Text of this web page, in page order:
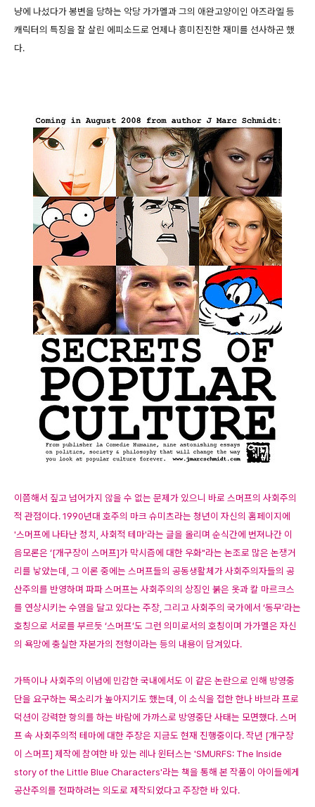
냥에 나섰다가 봉변을 당하는 악당 가가멜과 그의 애완고양이인 아즈라엘 등
캐릭터의 특징을 잘 살린 에피소드로 언제나 흥미진진한 재미를 선사하곤 했
다.
이쯤해서 짚고 넘어가지 않을 수 없는 문제가 있으니 바로 스머프의 사회주의
적 관점이다. 1990년대 호주의 마크 슈미츠라는 청년이 자신의 홈페이지에
'스머프에 나타난 정치, 사회적 테마'라는 글을 올리며 순식간에 번져나간 이
음모론은 ‘[개구장이 스머프]가 막시즘에 대한 우화"라는 논조로 많은 논쟁거
리를 낳았는데, 그 이론 중에는 스머프들의 공동생활체가 사회주의자들의 공
산주의를 반영하며 파파 스머프는 사회주의의 상징인 붉은 옷과 칼 마르크스
를 연상시키는 수염을 달고 있다는 주장, 그리고 사회주의 국가에서 ‘동무’라는
호칭으로 서로를 부르듯 ‘스머프’도 그런 의미로서의 호칭이며 가가멜은 자신
의 욕망에 충실한 자본가의 전형이라는 등의 내용이 담겨있다.
가뜩이나 사회주의 이념에 민감한 국내에서도 이 같은 논란으로 인해 방영중
단을 요구하는 목소리가 높아지기도 했는데, 이 소식을 접한 한나 바브라 프로
덕션이 강력한 항의를 하는 바람에 가까스로 방영중단 사태는 모면했다. 스머
프 속 사회주의적 테마에 대한 주장은 지금도 현재 진행중이다. 작년 [개구장
이 스머프] 제작에 참여한 바 있는 레나 윈터스는 'SMURFS: The Inside
story of the Little Blue Characters'라는 책을 통해 본 작품이 아이들에게
공산주의를 전파하려는 의도로 제작되었다고 주장한 바 있다.